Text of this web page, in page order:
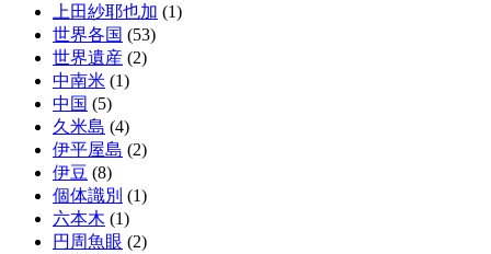
上田紗耶也加 (1)
世界各国 (53)
世界遺産 (2)
中南米 (1)
中国 (5)
久米島 (4)
伊平屋島 (2)
伊豆 (8)
個体識別 (1)
六本木 (1)
円周魚眼 (2)